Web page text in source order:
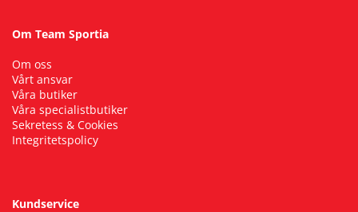
Om Team Sportia
Om oss
Vårt ansvar
Våra butiker
Våra specialistbutiker
Sekretess & Cookies
Integritetspolicy
Kundservice